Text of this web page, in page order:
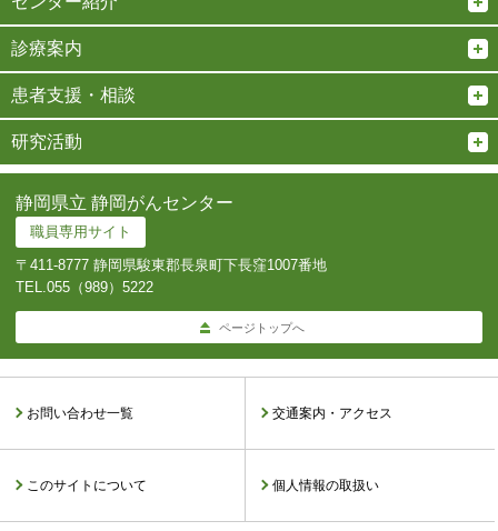
診療案内
患者支援・相談
研究活動
静岡県立 静岡がんセンター
職員専用サイト
〒411-8777 静岡県駿東郡長泉町下長窪1007番地
TEL.055（989）5222
ページトップへ
お問い合わせ一覧 交通案内・アクセス
このサイトについて 個人情報の取扱い